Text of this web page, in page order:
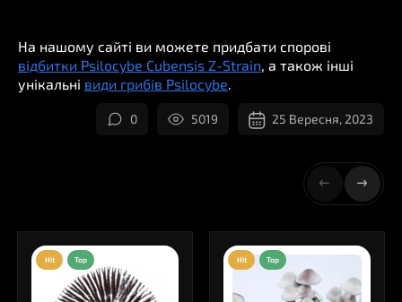
На нашому сайті ви можете придбати спорові
відбитки Psilocybe Cubensis Z-Strain, а також інші
унікальні види грибів Psilocybe.
0 5019 25 Вересня, 2023
Hit Top Hit Top